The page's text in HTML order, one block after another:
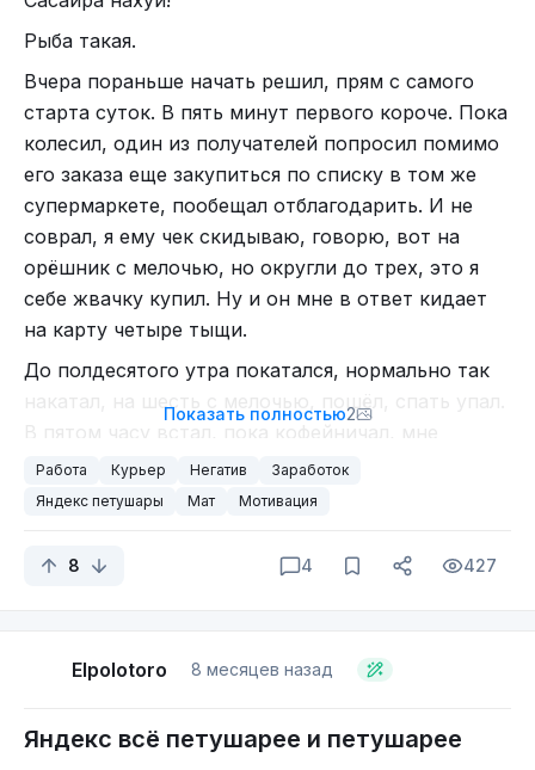
Рыба такая.
Вчера пораньше начать решил, прям с самого
старта суток. В пять минут первого короче. Пока
колесил, один из получателей попросил помимо
его заказа еще закупиться по списку в том же
супермаркете, пообещал отблагодарить. И не
соврал, я ему чек скидываю, говорю, вот на
орёшник с мелочью, но округли до трех, это я
себе жвачку купил. Ну и он мне в ответ кидает
на карту четыре тыщи.
До полдесятого утра покатался, нормально так
накатал, на шесть с мелочью, пошёл, спать упал.
сообщение пришло, что мне карту заблочили.
И я такой: ты чё, наху, плесень ебаная, типа всё,
Поел и рванул с пяти вечера дальше катать.
косарь у меня благодарности того чувака и я еще
вот столько накатал.
Показать полностью2
Работа Курьер Негатив
Заработок
Яндекс петушары
Мат Мотивация
8 4 427
Elpolotoro 8 месяцев назад
Яндекс всё петушарее и петушарее